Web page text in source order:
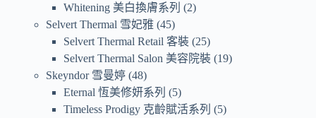
Whitening 美白換膚系列
2
Selvert Thermal 雪妃雅 45
Selvert Thermal Retail 客裝 25
Selvert Thermal Salon 美容院裝 19
Skeyndor 雪曼婷 48
Eternal 恆美修妍系列
5
Timeless Prodigy 克齡賦活系列
5